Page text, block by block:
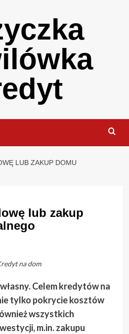
LUB ZAKUP DOMU
lub zakup
na dom
Celem kredytów na
tylko pokrycie kosztów
wszystkich
m.in. zakupu